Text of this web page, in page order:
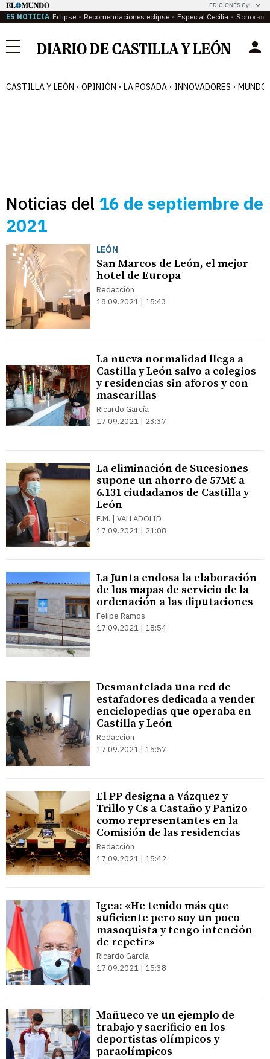
EDICIONES CyL
ES NOTICIA Eclipse Recomendaciones eclipse Especial Cecilia
Menú
CASTILLA Y LEÓN OPINIÓN LA POSADA INNOVADORES MUNDO
Noticias del 16 de septiembre de
2021
LEÓN
San Marcos de León, el mejor
hotel de Europa
Redacción
18.09.2021 | 15:43
La nueva normalidad llega a
Castilla y León salvo a colegios
y residencias sin aforos y con
mascarillas
Ricardo García
17.09.2021 | 23:37
La eliminación de Sucesiones
supone un ahorro de 57M€ a
6.131 ciudadanos de Castilla y
León
E.M. | VALLADOLID
17.09.2021 | 21:08
La Junta endosa la elaboración
de los mapas de servicio de la
ordenación a las diputaciones
Felipe Ramos
17.09.2021 | 18:54
Desmantelada una red de
estafadores dedicada a vender
enciclopedias que operaba en
Castilla y León
Redacción
17.09.2021 | 15:57
El PP designa a Vázquez y
Trillo y Cs a Castaño y Panizo
como representantes en la
Comisión de las residencias
Redacción
17.09.2021 | 15:42
Igea: «He tenido más que
suficiente pero soy un poco
masoquista y tengo intención
de repetir»
Ricardo García
17.09.2021 | 15:38
Mañueco ve un ejemplo de
trabajo y sacrificio en los
deportistas olímpicos y
paraolímpicos